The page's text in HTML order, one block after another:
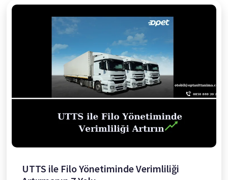
UTTS ile Filo Yönetiminde Verimliliği